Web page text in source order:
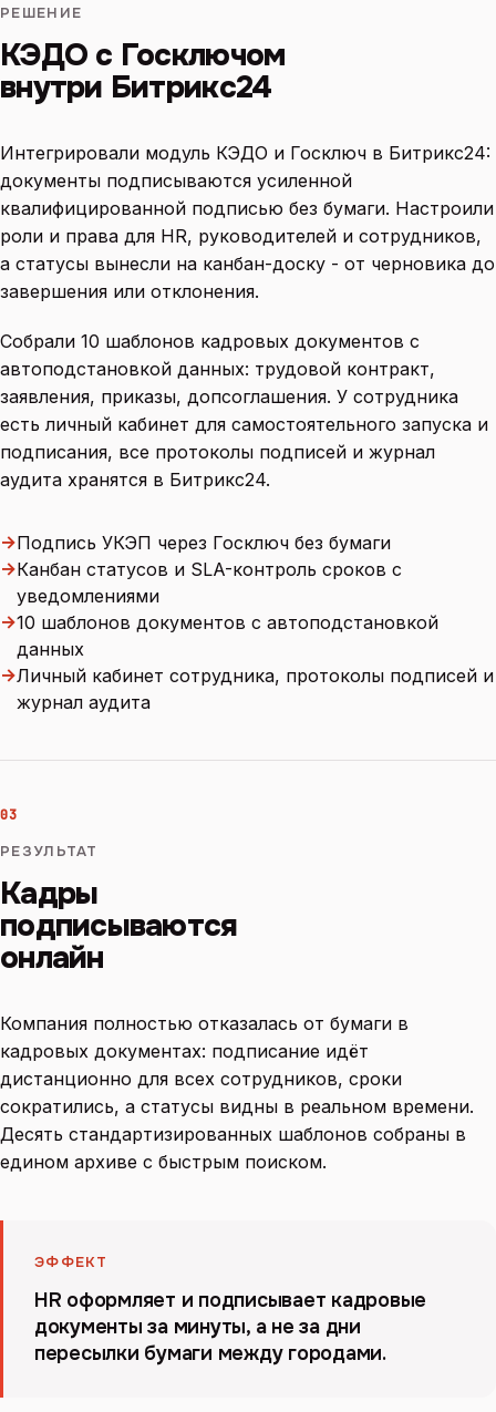
РЕШЕНИЕ
КЭДО с Госключом
внутри Битрикс24
Интегрировали модуль КЭДО и Госключ в Битрикс24:
документы подписываются усиленной
квалифицированной подписью без бумаги. Настроили
роли и права для HR, руководителей и сотрудников,
а статусы вынесли на канбан-доску - от черновика до
завершения или отклонения.
Собрали 10 шаблонов кадровых документов с
автоподстановкой данных: трудовой контракт,
заявления, приказы, допсоглашения. У сотрудника
есть личный кабинет для самостоятельного запуска и
подписания, все протоколы подписей и журнал
аудита хранятся в Битрикс24.
→Подпись УКЭП через Госключ без бумаги
→Канбан статусов и SLA-контроль сроков с
уведомлениями
→10 шаблонов документов с автоподстановкой
данных
→Личный кабинет сотрудника, протоколы подписей и
журнал аудита
03
РЕЗУЛЬТАТ
Кадры
подписываются
онлайн
Компания полностью отказалась от бумаги в
кадровых документах: подписание идёт
дистанционно для всех сотрудников, сроки
сократились, а статусы видны в реальном времени.
Десять стандартизированных шаблонов собраны в
едином архиве с быстрым поиском.
ЭФФЕКТ
HR оформляет и подписывает кадровые
документы за минуты, а не за дни
пересылки бумаги между городами.